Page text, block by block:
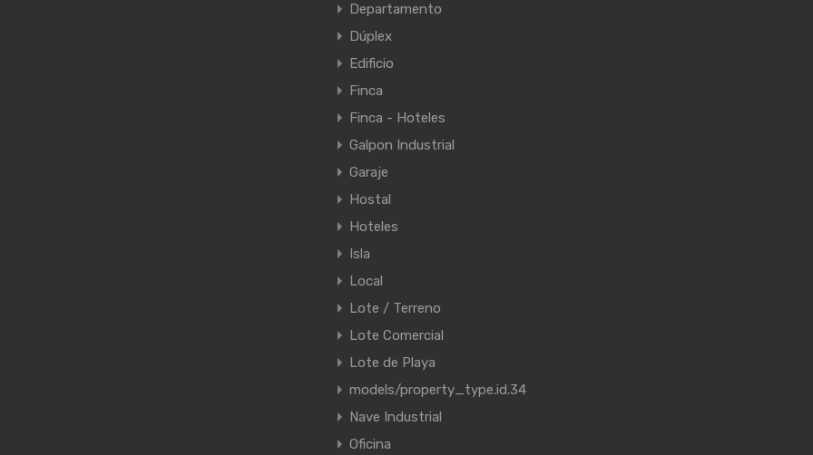
Departamento
Dúplex
Edificio
Finca
Finca - Hoteles
Galpon Industrial
Garaje
Hostal
Hoteles
Isla
Local
Lote / Terreno
Lote Comercial
Lote de Playa
models/property_type.id.34
Nave Industrial
Oficina